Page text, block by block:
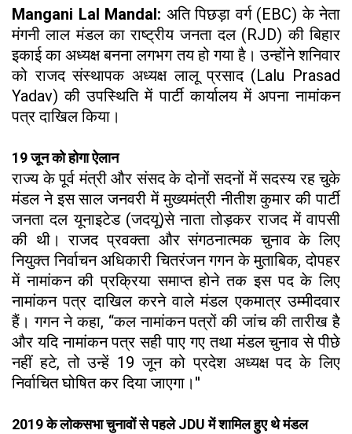
Mangani Lal Mandal: अति पिछड़ा वर्ग (EBC) के नेता
मंगनी लाल मंडल का राष्ट्रीय जनता दल (RJD) की बिहार
इकाई का अध्यक्ष बनना लगभग तय हो गया है। उन्होंने शनिवार
को राजद संस्थापक अध्यक्ष लालू प्रसाद (Lalu Prasad
Yadav) की उपस्थिति में पार्टी कार्यालय में अपना नामांकन
पत्र दाखिल किया।
19 जून को होगा ऐलान
राज्य के पूर्व मंत्री और संसद के दोनों सदनों में सदस्य रह चुके
मंडल ने इस साल जनवरी में मुख्यमंत्री नीतीश कुमार की पार्टी
जनता दल यूनाइटेड (जदयू)से नाता तोड़कर राजद में वापसी
की थी। राजद प्रवक्ता और संगठनात्मक चुनाव के लिए
नियुक्त निर्वाचन अधिकारी चितरंजन गगन के मुताबिक, दोपहर
में नामांकन की प्रक्रिया समाप्त होने तक इस पद के लिए
नामांकन पत्र दाखिल करने वाले मंडल एकमात्र उम्मीदवार
हैं। गगन ने कहा, ‘‘कल नामांकन पत्रों की जांच की तारीख है
और यदि नामांकन पत्र सही पाए गए तथा मंडल चुनाव से पीछे
नहीं हटे, तो उन्हें 19 जून को प्रदेश अध्यक्ष पद के लिए
निर्वाचित घोषित कर दिया जाएगा।''
2019 के लोकसभा चुनावों से पहले JDU में शामिल हुए थे मंडल